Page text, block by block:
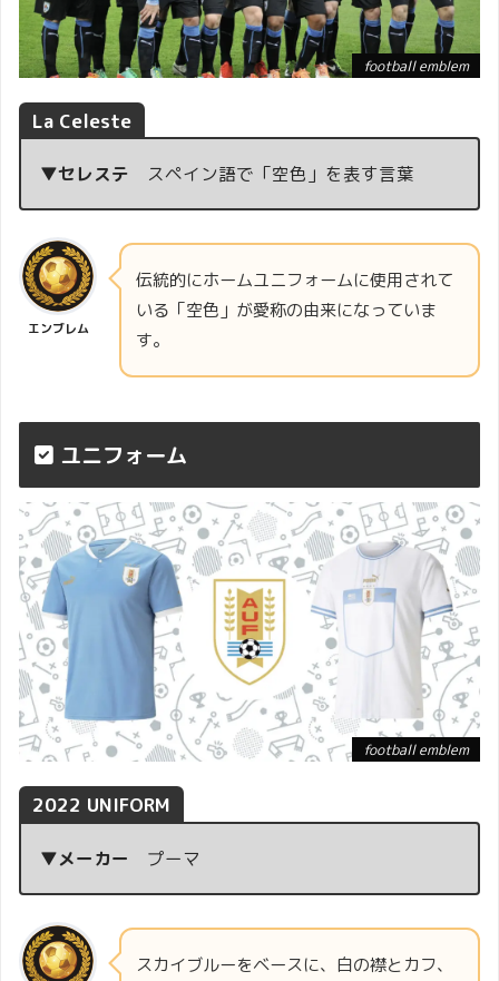
football emblem
La Celeste
▼セレステ スペイン語で「空色」を表す言葉
エンブレム
伝統的にホームユニフォームに使用されて
いる「空色」が愛称の由来になっていま
す。
ユニフォーム
football emblem
2022 UNIFORM
▼メーカー プーマ
スカイブルーをベースに、白の襟とカフ、